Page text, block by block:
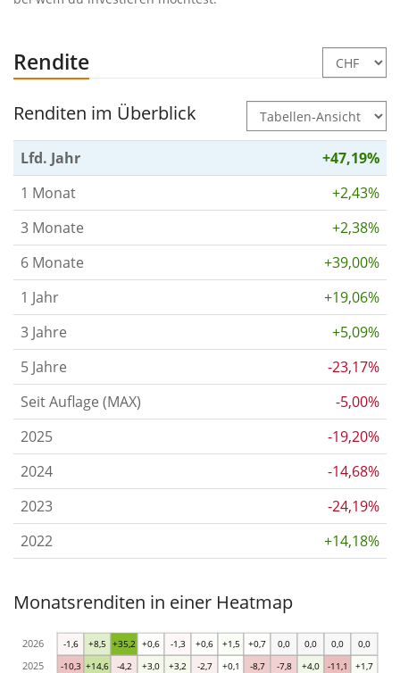
Rendite
Renditen im Überblick
Lfd. Jahr
+47,19%
1 Monat
+2,43%
3 Monate
+2,38%
6 Monate
+39,00%
1 Jahr
+19,06%
3 Jahre
+5,09%
5 Jahre
-23,17%
Seit Auflage (MAX)
-5,00%
2025
-19,20%
2024
-14,68%
2023
-24,19%
2022
+14,18%
Monatsrenditen in einer Heatmap
-10,3 +14,6 -4,2 +3,0 +3,2 -2,7 +0,1 -8,7 -7,8 +4,0 -11,1 +1,7
-1,6 +8,5 +35,2 +0,6 -1,3 +0,6 +1,5 +0,7 0,0 0,0 0,0 0,0
2025
2026